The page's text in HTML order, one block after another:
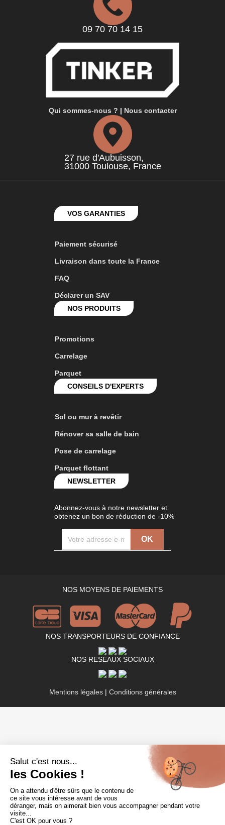
09 70 70 14 15
Qui sommes-nous ? | Nous contacter
27 rue d'Aubuisson,
31000 Toulouse, France
VOS GARANTIES
Paiement sécurisé
Livraison dans toute la France
FAQ
Déclarer un SAV
NOS PRODUITS
Promotions
Carrelage
Parquet
CONSEILS D'EXPERTS
Sol ou mur à revêtir
Rénover sa salle de bain
Pose de carrelage
Parquet flottant
NEWSLETTER
Abonnez-vous à notre newsletter et
obtenez un bon de réduction de -10%
NOS MOYENS DE PAIEMENTS
NOS TRANSPORTEURS DE CONFIANCE
NOS RESEAUX SOCIAUX
Mentions légales| Conditions générales